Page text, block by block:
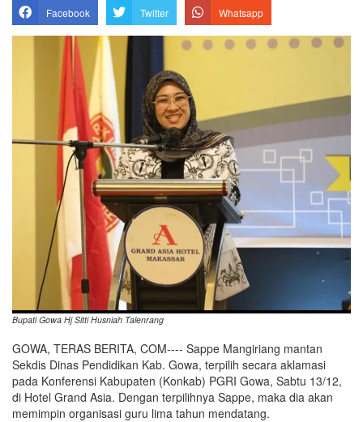
Facebook Twitter Whatsapp
Bupati Gowa Hj Sitti Husniah Talenrang
GOWA, TERAS BERITA, COM---- Sappe Mangiriang mantan
Sekdis Dinas Pendidikan Kab. Gowa, terpilih secara aklamasi
pada Konferensi Kabupaten (Konkab) PGRI Gowa, Sabtu 13/12,
di Hotel Grand Asia. Dengan terpilihnya Sappe, maka dia akan
memimpin organisasi guru lima tahun mendatang.